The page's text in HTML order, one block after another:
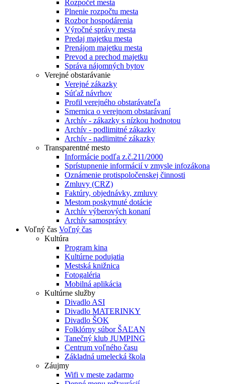
Rozpočet mesta
Plnenie rozpočtu mesta
Rozbor hospodárenia
Výročné správy mesta
Predaj majetku mesta
Prenájom majetku mesta
Prevod a prechod majetku
Správa nájomných bytov
Verejné obstarávanie
Verejné zákazky
Súťaž návrhov
Profil verejného obstarávateľa
Smernica o verejnom obstarávaní
Archív - zákazky s nízkou hodnotou
Archív - podlimitné zákazky
Archív - nadlimitné zákazky
Transparentné mesto
Informácie podľa z.č.211/2000
Sprístupnenie informácií v zmysle infozákona
Oznámenie protispoločenskej činnosti
Zmluvy (CRZ)
Faktúry, objednávky, zmluvy
Mestom poskytnuté dotácie
Archív výberových konaní
Archív samosprávy
Voľný čas Voľný čas
Kultúra
Program kina
Kultúrne podujatia
Mestská knižnica
Fotogaléria
Mobilná aplikácia
Kultúrne služby
Divadlo ASI
Divadlo MATERINKY
Divadlo ŠOK
Folklórny súbor ŠAĽAN
Tanečný klub JUMPING
Centrum voľného času
Základná umelecká škola
Záujmy
Wifi v meste zadarmo